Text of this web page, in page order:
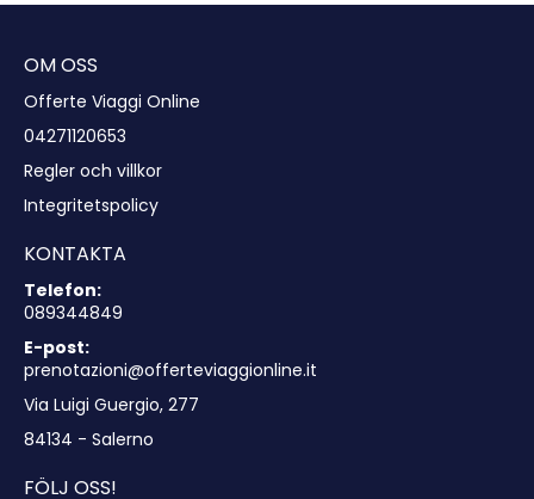
OM OSS
Offerte Viaggi Online
04271120653
Regler och villkor
Integritetspolicy
KONTAKTA
Telefon:
089344849
E-post:
prenotazioni@offerteviaggionline.it
Via Luigi Guergio, 277
84134 - Salerno
FÖLJ OSS!